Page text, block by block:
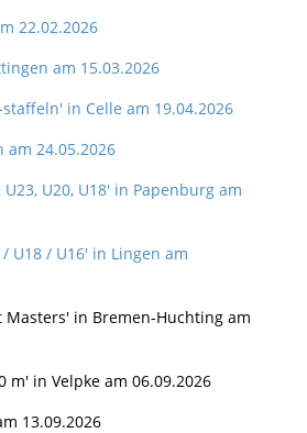
22.02.2026
am 15.03.2026
in Celle am 19.04.2026
am 24.05.2026
U20, U18' in Papenburg am
U18 / U16' in Lingen am
Masters' in Bremen-Huchting am
m' in Velpke am 06.09.2026
13.09.2026